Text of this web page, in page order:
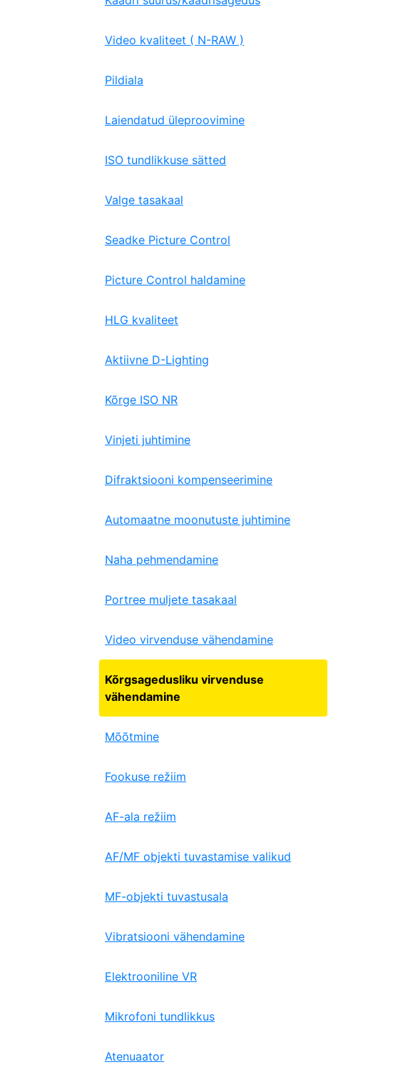
Video kvaliteet ( N-RAW )
Pildiala
Laiendatud üleproovimine
ISO tundlikkuse sätted
Valge tasakaal
Seadke Picture Control
Picture Control haldamine
HLG kvaliteet
Aktiivne D-Lighting
Kõrge ISO NR
Vinjeti juhtimine
Difraktsiooni kompenseerimine
Automaatne moonutuste juhtimine
Naha pehmendamine
Portree muljete tasakaal
Video virvenduse vähendamine
Kõrgsagedusliku virvenduse
vähendamine
Mõõtmine
Fookuse režiim
AF-ala režiim
AF/MF objekti tuvastamise valikud
MF-objekti tuvastusala
Vibratsiooni vähendamine
Elektrooniline VR
Mikrofoni tundlikkus
Atenuaator